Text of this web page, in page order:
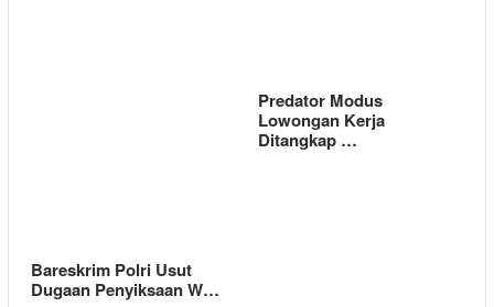
Bareskrim Polri Usut
Dugaan Penyiksaan W…
Predator Modus
Lowongan Kerja
Ditangkap …